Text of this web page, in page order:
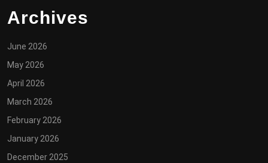
Archives
June 2026
May 2026
April 2026
March 2026
February 2026
January 2026
December 2025